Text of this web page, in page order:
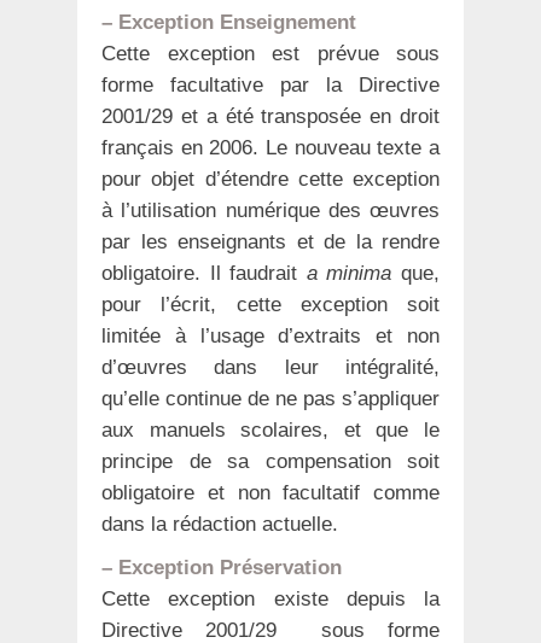
– Exception Enseignement
Cette exception est prévue sous
forme facultative par la Directive
2001/29 et a été transposée en droit
français en 2006. Le nouveau texte a
pour objet d’étendre cette exception
à l’utilisation numérique des œuvres
par les enseignants et de la rendre
obligatoire. Il faudrait a minima que,
pour l’écrit, cette exception soit
limitée à l’usage d’extraits et non
d’œuvres dans leur intégralité,
qu’elle continue de ne pas s’appliquer
aux manuels scolaires, et que le
principe de sa compensation soit
obligatoire et non facultatif comme
dans la rédaction actuelle.
– Exception Préservation
Cette exception existe depuis la
Directive 2001/29 sous forme